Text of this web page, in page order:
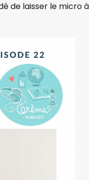
de laisser le micro à